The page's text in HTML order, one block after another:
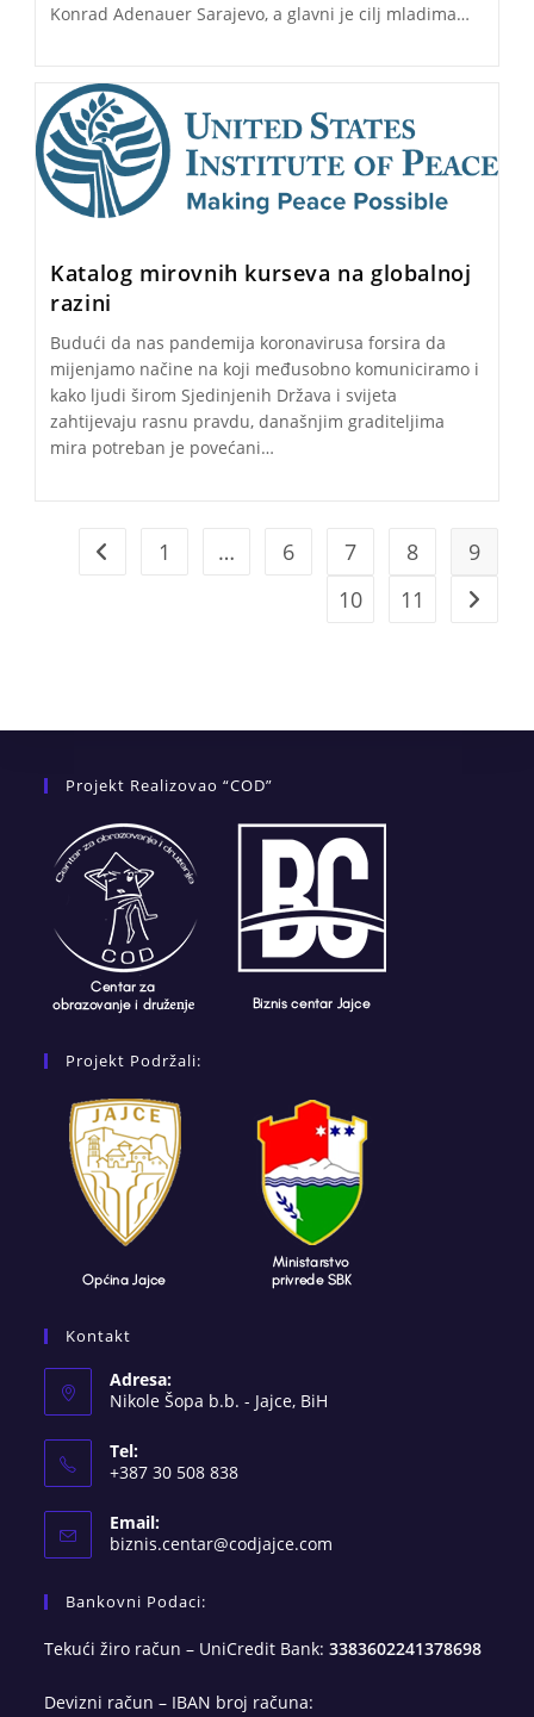
Konrad Adenauer Sarajevo, a glavni je cilj mladima…
Katalog mirovnih kurseva na globalnoj
razini
Budući da nas pandemija koronavirusa forsira da
mijenjamo načine na koji međusobno komuniciramo i
kako ljudi širom Sjedinjenih Država i svijeta
zahtijevaju rasnu pravdu, današnjim graditeljima
mira potreban je povećani…
Go to the previous page
1 … 6 7 8
9
10
11 Go to
Projekt Realizovao “COD”
Projekt Podržali:
Kontakt
Adresa:
Nikole Šopa b.b. - Jajce, BiH
Tel:
+387 30 508 838
Email:
biznis.centar@codjajce.com
Bankovni Podaci:
Tekući žiro račun – UniCredit Bank:3383602241378698
Devizni račun – IBAN broj računa: